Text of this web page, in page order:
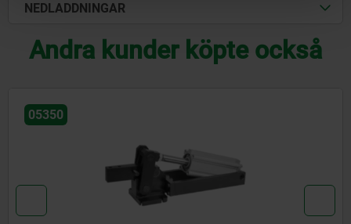
NEDLADDNINGAR
Andra kunder köpte också